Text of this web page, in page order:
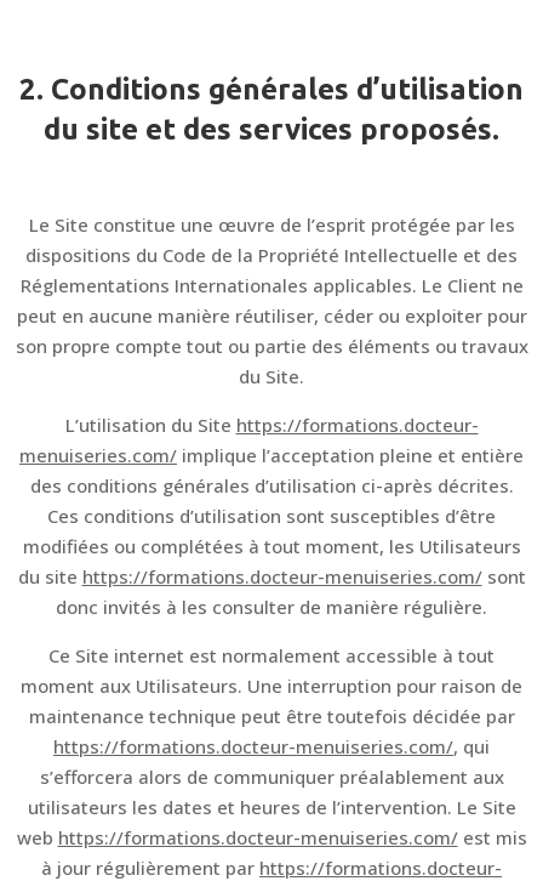
2. Conditions générales d’utilisation
du site et des services proposés.
Le Site constitue une œuvre de l’esprit protégée par les
dispositions du Code de la Propriété Intellectuelle et des
Réglementations Internationales applicables. Le Client ne
peut en aucune manière réutiliser, céder ou exploiter pour
son propre compte tout ou partie des éléments ou travaux
du Site.
L’utilisation du Site https://formations.docteur-
menuiseries.com/ implique l’acceptation pleine et entière
des conditions générales d’utilisation ci-après décrites.
Ces conditions d’utilisation sont susceptibles d’être
modifiées ou complétées à tout moment, les Utilisateurs
du site https://formations.docteur-menuiseries.com/sont
donc invités à les consulter de manière régulière.
Ce Site internet est normalement accessible à tout
moment aux Utilisateurs. Une interruption pour raison de
maintenance technique peut être toutefois décidée par
https://formations.docteur-menuiseries.com/, qui
s’efforcera alors de communiquer préalablement aux
utilisateurs les dates et heures de l’intervention. Le Site
web https://formations.docteur-menuiseries.com/est mis
à jour régulièrement par https://formations.docteur-